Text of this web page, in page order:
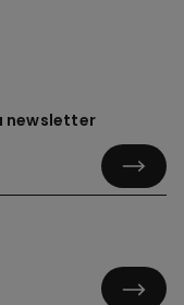
newsletter